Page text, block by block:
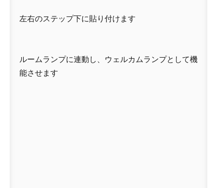
左右のステップ下に貼り付けます
ルームランプに連動し、ウェルカムランプとして機
能させます